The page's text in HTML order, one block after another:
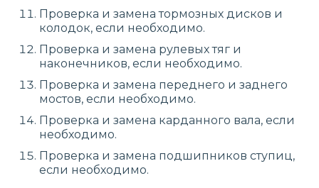
Проверка и замена тормозных дисков и
колодок, если необходимо.
Проверка и замена рулевых тяг и
наконечников, если необходимо.
Проверка и замена переднего и заднего
мостов, если необходимо.
Проверка и замена карданного вала, если
необходимо.
Проверка и замена подшипников ступиц,
если необходимо.